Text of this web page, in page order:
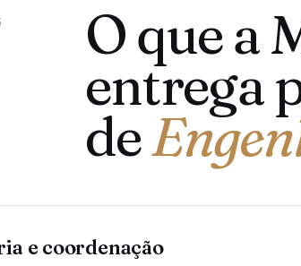
O que a
entrega
de
e coordenação